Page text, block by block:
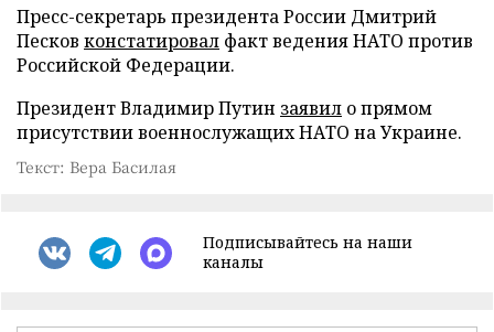
Пресс-секретарь президента России Дмитрий
Песков констатировал факт ведения НАТО против
Российской Федерации.
Президент Владимир Путин заявил о прямом
присутствии военнослужащих НАТО на Украине.
Текст: Вера Басилая
Подписывайтесь на наши
каналы